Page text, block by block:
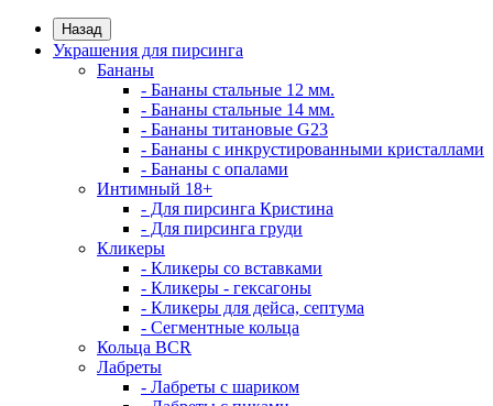
Назад
Украшения для пирсинга
Бананы
- Бананы стальные 12 мм.
- Бананы стальные 14 мм.
- Бананы титановые G23
- Бананы с инкрустированными кристаллами
- Бананы с опалами
Интимный 18+
- Для пирсинга Кристина
- Для пирсинга груди
Кликеры
- Кликеры со вставками
- Кликеры - гексагоны
- Кликеры для дейса, септума
- Сегментные кольца
Кольца BCR
Лабреты
- Лабреты с шариком